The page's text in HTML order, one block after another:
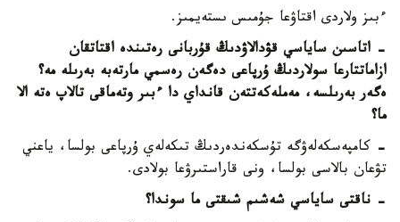
ءبىز ولاردى اقتاۋعا جۇمىس ىستەيمىز.
- اتاسىن ساياسي قۋدالاۋدىڭ قۇربانى رەتىندە اقتاتقان
ازاماتتارعا سولاردىڭ ۇرپاعى دەگەن رەسمي مارتەبە بەرىلە مە؟
ەگەر بەرىلسە، مەملەكەتتەن قانداي دا ءبىر وتەماقى تالاپ ەتە الا
ما؟
- كامپەسكەلەۋگە تۇسكەندەردىڭ تىكەلەي ۇرپاعى بولسا، ياعني
تۋعان بالاسى بولسا، ونى قاراستىرۋعا بولادى.
- ناقتى ساياسي شەشىم شىقتى ما سوندا؟